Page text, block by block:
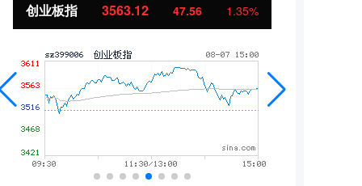
创业板指 3563.12 47.56 1.35%